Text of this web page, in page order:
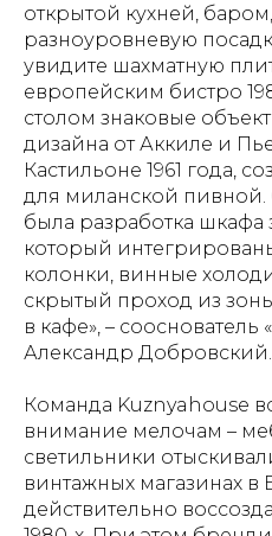
открытой кухней,
разноуровневую
увидите шахматную
европейским бистро
столом знаковые
дизайна от Аккиле и
Кастильоне 1961 года,
для миланской пивной.
была разработка шкафа
который
колонки, винные
скрытый проход из
в кафе», – сооснователь
Александр Добровский.
Команда Kuznyahouse
внимание мелочам –
светильники
винтажных магазинах в
действительно